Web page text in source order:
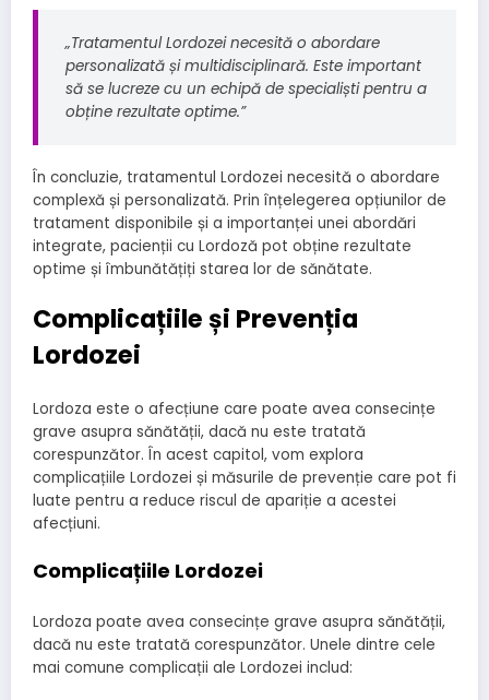
„Tratamentul Lordozei necesită o abordare
personalizată și multidisciplinară. Este important
să se lucreze cu un echipă de specialiști pentru a
obține rezultate optime.”
În concluzie, tratamentul Lordozei necesită o abordare
complexă și personalizată. Prin înțelegerea opțiunilor de
tratament disponibile și a importanței unei abordări
integrate, pacienții cu Lordoză pot obține rezultate
optime și îmbunătățiți starea lor de sănătate.
Complicațiile și Prevenția
Lordozei
Lordoza este o afecțiune care poate avea consecințe
grave asupra sănătății, dacă nu este tratată
corespunzător. În acest capitol, vom explora
complicațiile Lordozei și măsurile de prevenție care pot fi
luate pentru a reduce riscul de apariție a acestei
afecțiuni.
Complicațiile Lordozei
Lordoza poate avea consecințe grave asupra sănătății,
dacă nu este tratată corespunzător. Unele dintre cele
mai comune complicații ale Lordozei includ: